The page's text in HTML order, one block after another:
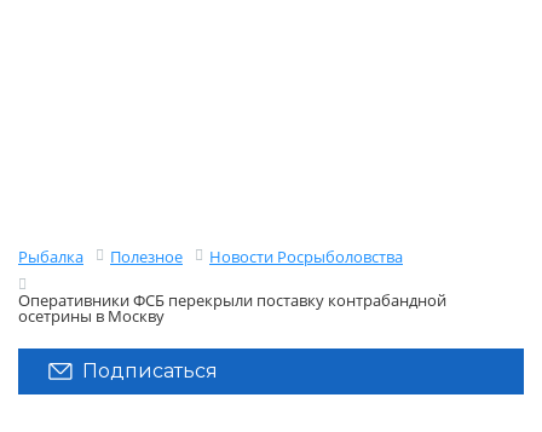
Рыбалка Полезное
Новости Росрыболовства
Оперативники ФСБ перекрыли поставку контрабандной
осетрины в Москву
Подписаться